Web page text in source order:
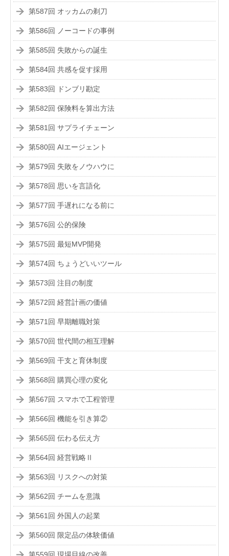
第587回 オッカムの剃刀
第586回 ノーコードの事例
第585回 失敗からの誕生
第584回 共感を促す採用
第583回 ドンブリ勘定
第582回 保険料を算出方法
第581回 サプライチェーン
第580回 AIエージェント
第579回 失敗をノウハウに
第578回 思いを言語化
第577回 手遅れになる前に
第576回 公的保険
第575回 最短MVP開発
第574回 ちょうどいいツール
第573回 注目の制度
第572回 経営計画の価値
第571回 早期離職対策
第570回 世代間の相互理解
第569回 干支と育休制度
第568回 購買心理の変化
第567回 スマホで工程管理
第566回 機能を引き算②
第565回 伝わる伝え方
第564回 経営戦略Ⅱ
第563回 リスクへの対策
第562回 チームを意識
第561回 外国人の起業
第560回 限定品の体験価値